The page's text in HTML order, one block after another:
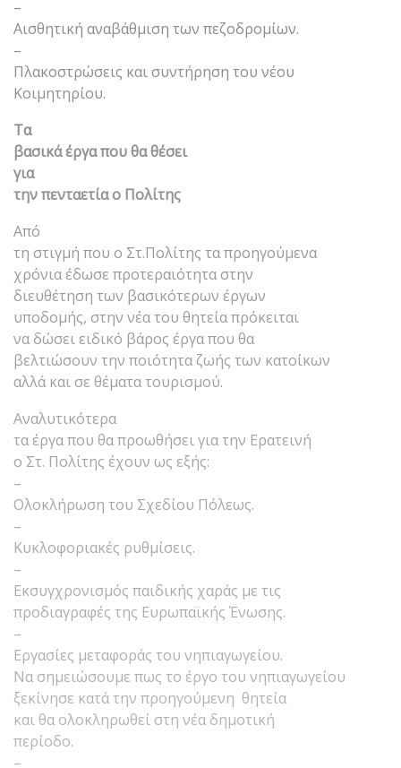
–
Αισθητική αναβάθμιση των πεζοδρομίων.
–
Πλακοστρώσεις και συντήρηση του νέου
Κοιμητηρίου.
Τα
βασικά έργα που θα θέσει
για
την πενταετία ο Πολίτης
Από
τη στιγμή που ο Στ.Πολίτης τα προηγούμενα
χρόνια έδωσε προτεραιότητα στην
διευθέτηση των βασικότερων έργων
υποδομής, στην νέα του θητεία πρόκειται
να δώσει ειδικό βάρος έργα που θα
βελτιώσουν την ποιότητα ζωής των κατοίκων
αλλά και σε θέματα τουρισμού.
Αναλυτικότερα
τα έργα που θα προωθήσει για την Ερατεινή
ο Στ. Πολίτης έχουν ως εξής:
–
Ολοκλήρωση του Σχεδίου Πόλεως.
–
Κυκλοφοριακές ρυθμίσεις.
–
Εκσυγχρονισμός παιδικής χαράς με τις
προδιαγραφές της Ευρωπαϊκής Ένωσης.
–
Εργασίες μεταφοράς του νηπιαγωγείου.
Να σημειώσουμε πως το έργο του νηπιαγωγείου
ξεκίνησε κατά την προηγούμενη θητεία
και θα ολοκληρωθεί στη νέα δημοτική
περίοδο.
–